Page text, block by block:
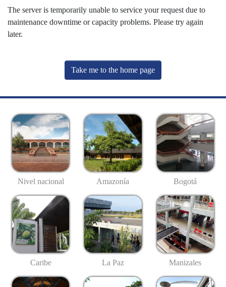
The server is temporarily unable to service your request due to
maintenance downtime or capacity problems. Please try again
later.
Take me to the home page
Nivel nacional Amazonía Bogotá
Caribe La Paz Manizales